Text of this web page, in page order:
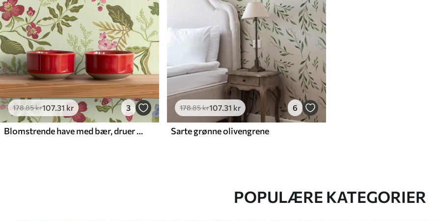
178.85kr107.31 kr 3
Blomstrende have med bær, druer og vilde blomster
178.85kr107.31 kr 6
Sarte grønne olivengrene
POPULÆRE KATEGORIER